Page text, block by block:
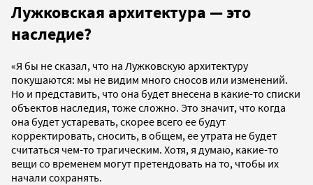
Лужковская архитектура — это
наследие?
«Я бы не сказал, что на Лужковскую архитектуру
покушаются: мы не видим много сносов или изменений.
Но и представить, что она будет внесена в какие-то списки
объектов наследия, тоже сложно. Это значит, что когда
она будет устаревать, скорее всего ее будут
корректировать, сносить, в общем, ее утрата не будет
считаться чем-то трагическим. Хотя, я думаю, какие-то
вещи со временем могут претендовать на то, чтобы их
начали сохранять.